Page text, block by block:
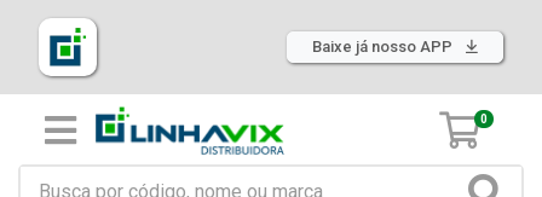
Baixe já nosso APP
0